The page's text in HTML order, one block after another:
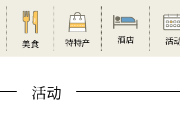
美食 特特产 酒店 活
活动